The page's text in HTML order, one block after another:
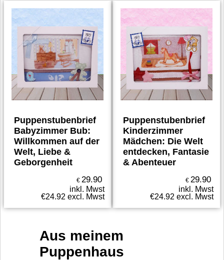
Puppenstubenbrief
Babyzimmer Bub:
Willkommen auf der
Welt, Liebe &
Geborgenheit
€ 29.90
inkl. Mwst
€24.92 excl. Mwst
Puppenstubenbrief
Kinderzimmer
Mädchen: Die Welt
entdecken, Fantasie
& Abenteuer
€ 29.90
inkl. Mwst
€24.92 excl. Mwst
Aus meinem
Puppenhaus